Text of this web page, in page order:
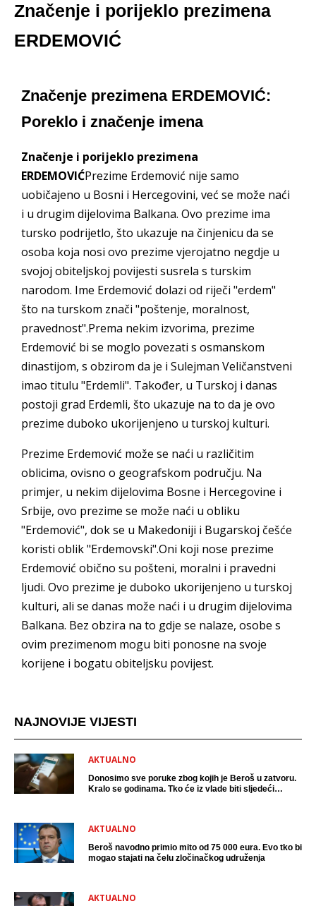
Značenje i porijeklo prezimena
ERDEMOVIĆ
Značenje prezimena ERDEMOVIĆ:
Poreklo i značenje imena
Značenje i porijeklo prezimena
ERDEMOVIĆPrezime Erdemović nije samo
uobičajeno u Bosni i Hercegovini, već se može naći
i u drugim dijelovima Balkana. Ovo prezime ima
tursko podrijetlo, što ukazuje na činjenicu da se
osoba koja nosi ovo prezime vjerojatno negdje u
svojoj obiteljskoj povijesti susrela s turskim
narodom. Ime Erdemović dolazi od riječi "erdem"
što na turskom znači "poštenje, moralnost,
pravednost".Prema nekim izvorima, prezime
Erdemović bi se moglo povezati s osmanskom
dinastijom, s obzirom da je i Sulejman Veličanstveni
imao titulu "Erdemli". Također, u Turskoj i danas
postoji grad Erdemli, što ukazuje na to da je ovo
prezime duboko ukorijenjeno u turskoj kulturi.
Prezime Erdemović može se naći u različitim
oblicima, ovisno o geografskom području. Na
primjer, u nekim dijelovima Bosne i Hercegovine i
Srbije, ovo prezime se može naći u obliku
"Erdemović", dok se u Makedoniji i Bugarskoj češće
koristi oblik "Erdemovski".Oni koji nose prezime
Erdemović obično su pošteni, moralni i pravedni
ljudi. Ovo prezime je duboko ukorijenjeno u turskoj
kulturi, ali se danas može naći i u drugim dijelovima
Balkana. Bez obzira na to gdje se nalaze, osobe s
ovim prezimenom mogu biti ponosne na svoje
korijene i bogatu obiteljsku povijest.
NAJNOVIJE VIJESTI
AKTUALNO
Donosimo sve poruke zbog kojih je Beroš u zatvoru.
Kralo se godinama. Tko će iz vlade biti sljedeći
AKTUALNO
Beroš navodno primio mito od 75 000 eura. Evo tko bi
mogao stajati na čelu zločinačkog udruženja
AKTUALNO